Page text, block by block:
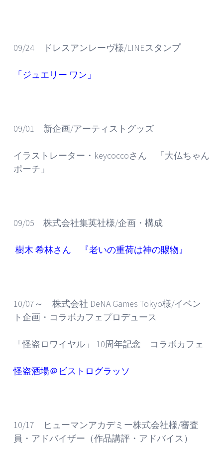
09/24 ドレスアンレーヴ様/LINEスタンプ
「ジュエリー ワン 」
09/01 新企画/アーティストグッズ
イラストレーター・keycoccoさん 「大仏ちゃん
ポーチ」
09/05 株式会社集英社様/企画・構成
樹木 希林さん 『老いの重荷は神の賜物』
10/07～ 株式会社 DeNA Games Tokyo様/イベン
ト企画・コラボカフェプロデュース
「怪盗ロワイヤル」 10周年記念 コラボカフェ
怪盗酒場＠ビストログラッソ
10/17 ヒューマンアカデミー株式会社様/審査
員・アドバイザー（作品講評・アドバイス）